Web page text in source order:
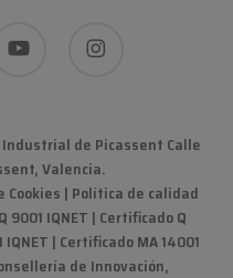
instagram
Industrial de Picassent Calle
Valencia.
Cookies | Política de calidad
9001 IQNET | Certificado Q
IQNET | Certificado MA 14001
de Innovación,